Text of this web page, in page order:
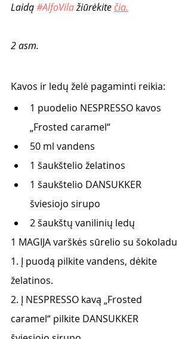
Laidą #AlfoVila žiūrėkite čia.
2 asm.
Kavos ir ledų želė pagaminti reikia:
1 puodelio NESPRESSO kavos
„Frosted caramel“
50 ml vandens
1 šaukštelio želatinos
1 šaukštelio DANSUKKER
šviesiojo sirupo
2 šaukštų vanilinių ledų
1 MAGIJA varškės sūrelio su šokoladu
1. Į puodą pilkite vandens, dėkite
želatinos.
2. Į NESPRESSO kavą „Frosted
caramel“ pilkite DANSUKKER